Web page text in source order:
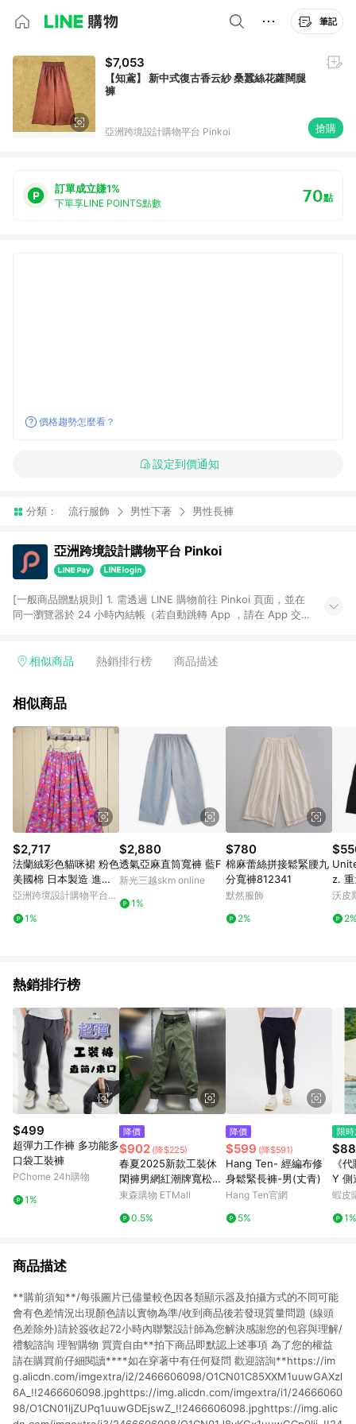
筆記
$7,053
【知鳶】 新中式復古香云紗 桑蠶絲花蘿闊腿
褲
亞洲跨境設計購物平台 Pinkoi 搶購
訂單成立賺1%
下單享LINE POINTS點數 70點
價格趨勢怎麼看？
設定到價通知
分類： 流行服飾 男性下著 男性長褲
亞洲跨境設計購物平台 Pinkoi
[一般商品贈點規則] 1. 需透過 LINE 購物前往 Pinkoi 頁面，並在
同一瀏覽器於 24 小時內結帳（若自動跳轉 App ，請在 App 交
回饋訂單不得享有 Pinkoi 站方優惠，例如首購優惠，P coins，
行為，不具贈點資格，部分退款不在此限。 6. APP 請更新至
貨後 45 天後發送。 8. 群眾募資商品，禮物卡，開館保證金，補
運費，攤位費等不具贈點資格。 9. LINE 購物站上之商品規格、
顏色、價位、贈品如與 Pinkoi 商品資訊頁及購物車不符，以
Pinkoi 購物商品資訊頁及購物車標示為準。 10. 點數紅包使用規
則請以點數紅包活動說明為準。 11. 若於 LINE 購物前往 Pinkoi
頁面後才首次下載 Pinkoi APP 並完成訂單，不符合導購資格；承
上，首次下載 Pinkoi APP 後，需透過 LINE 購物前往 Pinkoi 頁
面，方享導購資格。
相似商品 熱銷排行榜 商品描述
相似商品
$2,717
法蘭絨彩色貓咪裙 粉色
美國棉 日本製造 進口
布料 均碼
亞洲跨境設計購物平台
1%
$2,880
透氣亞麻直筒寬褲 藍F
新光三越skm online
1%
$780
棉麻蕾絲拼接鬆緊腰九
分寬褲812341
默然服飾
2%
z.
褲
沃皮
熱銷排行榜
$499
超彈力工作褲 多功能多
口袋工裝褲
PChome 24h購物
1%
降價
$902 (降$225)
春夏2025新款工裝休
閑褲男網紅潮牌寬松直
筒九分褲青年百搭哈倫
東森購物 ETMall
0.5%
降價
$599 (降$591)
Hang Ten- 經編布修
身鬆緊長褲-男(丈青)
Hang Ten官網
5%
限
《
Y 側
二種
蝦皮
1%
商品描述
**購前須知**/每張圖片已儘量較色因各類顯示器及拍攝方式的不同可能
會有色差情況出現顏色請以實物為準/收到商品後若發現質量問題 (線頭
色差除外)請於簽收起72小時內聯繫設計師為您解決感謝您的包容與理解/
禮貌諮詢 理智購物 買賣自由**拍下商品即默認上述事項 為了您的權益
請在購買前仔細閱讀****如在穿著中有任何疑問 歡迎諮詢**https://im
g.alicdn.com/imgextra/i2/2466606098/O1CN01C85XXM1uuwGAXzl
6A_!!2466606098.jpghttps://img.alicdn.com/imgextra/i1/24666060
98/O1CN01ljZUPq1uuwGDEjswZ_!!2466606098.jpghttps://img.alic